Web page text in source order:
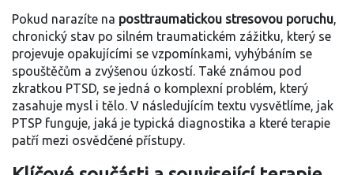
Pokud narazíte na posttraumatickou stresovou poruchu,
chronický stav po silném traumatickém zážitku, který se
projevuje opakujícími se vzpomínkami, vyhýbáním se
spouštěčům a zvýšenou úzkostí. Také známou pod
zkratkou PTSD, se jedná o komplexní problém, který
zasahuje mysl i tělo. V následujícím textu vysvětlíme, jak
PTSP funguje, jaká je typická diagnostika a které terapie
patří mezi osvědčené přístupy.